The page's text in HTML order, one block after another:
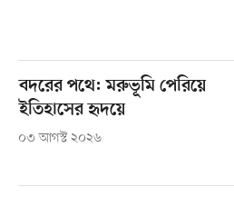
বদরের পথে: মরুভূমি পেরিয়ে
ইতিহাসের হৃদয়ে
০৩ আগস্ট ২০২৬